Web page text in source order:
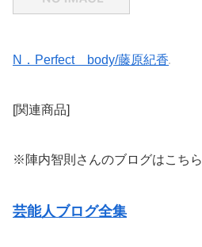
N．Perfect body/藤原紀香
[関連商品]
※陣内智則さんのブログはこちら
芸能人ブログ全集